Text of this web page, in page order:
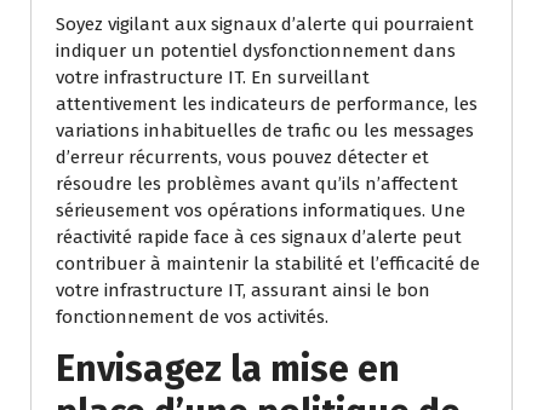
Soyez vigilant aux signaux d’alerte qui pourraient
indiquer un potentiel dysfonctionnement dans
votre infrastructure IT. En surveillant
attentivement les indicateurs de performance, les
variations inhabituelles de trafic ou les messages
d’erreur récurrents, vous pouvez détecter et
résoudre les problèmes avant qu’ils n’affectent
sérieusement vos opérations informatiques. Une
réactivité rapide face à ces signaux d’alerte peut
contribuer à maintenir la stabilité et l’efficacité de
votre infrastructure IT, assurant ainsi le bon
fonctionnement de vos activités.
Envisagez la mise en